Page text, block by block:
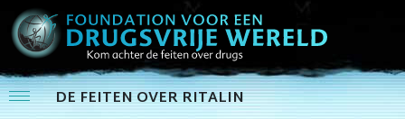
DE FEITEN OVER RITALIN